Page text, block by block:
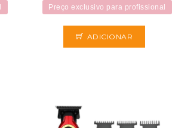
Preço exclusivo para profissional
ADICIONAR